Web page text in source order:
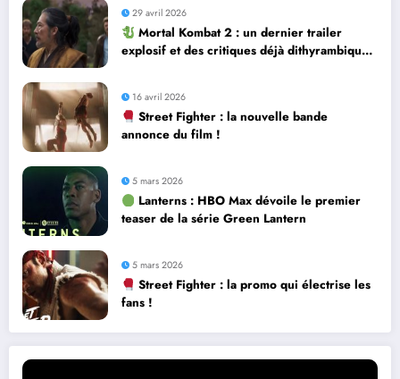
29 avril 2026
Mortal Kombat 2 : un dernier trailer
explosif et des critiques déjà dithyrambiques
16 avril 2026
Street Fighter : la nouvelle bande
annonce du film !
5 mars 2026
Lanterns : HBO Max dévoile le premier
teaser de la série Green Lantern
5 mars 2026
Street Fighter : la promo qui électrise les
fans !